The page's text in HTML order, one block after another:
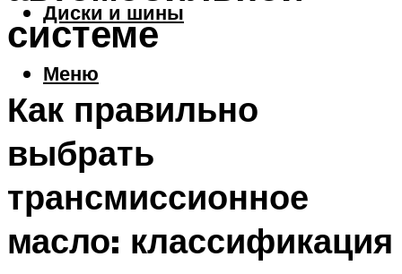
Диски и шины
Меню
системе
Как правильно
выбрать
трансмиссионное
масло: классификация